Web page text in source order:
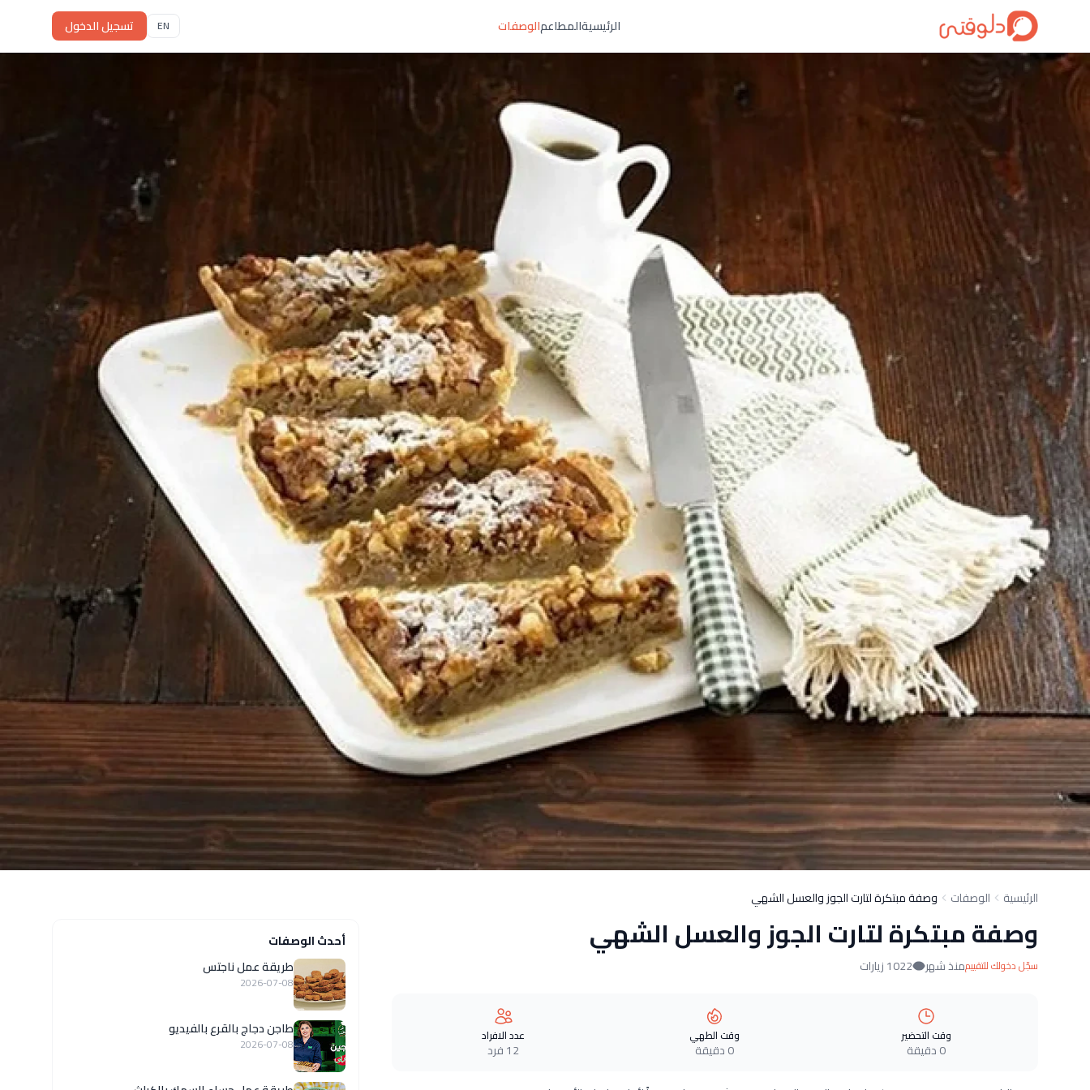
الرئيسيةالمطاعمالوصفات EN تسجيل الدخول
الرئيسية الوصفات وصفة مبتكرة لتارت الجوز والعسل الشهي
وصفة مبتكرة لتارت الجوز والعسل الشهي
سجّل دخولك للتقييممنذ شهر 1022 زيارات
وقت التحضير
0 دقيقة
وقت الطهي
0 دقيقة
عدد الافراد
12 فرد
أحدث الوصفات
طريقة عمل ناجتس
2026-07-08
طاجن دجاج بالقرع بالفيديو
2026-07-08